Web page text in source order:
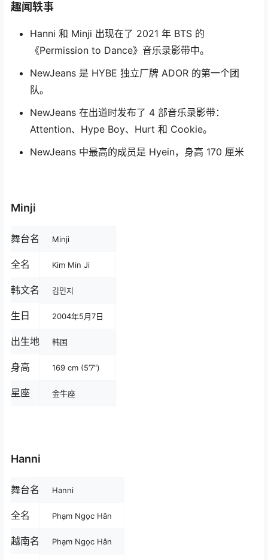
趣闻轶事
Hanni 和 Minji 出现在了 2021 年 BTS 的
《Permission to Dance》音乐录影带中。
NewJeans 是 HYBE 独立厂牌 ADOR 的第一个团
队。
NewJeans 在出道时发布了 4 部音乐录影带：
Attention、Hype Boy、Hurt 和 Cookie。
NewJeans 中最高的成员是 Hyein，身高 170 厘米
Minji
舞台名 Minji
全名 Kim Min Ji
韩文名 김민지
生日 2004年5月7日
出生地 韩国
身高 169 cm (5’7″)
星座 金牛座
Hanni
舞台名 Hanni
全名 Phạm Ngọc Hân
越南名 Phạm Ngọc Hân